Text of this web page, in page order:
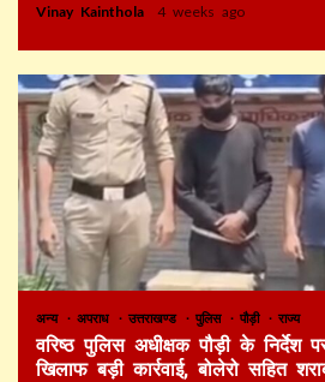
Vinay Kainthola 4 weeks ago
अन्य अपराध उत्तराखण्ड पुलिस पौड़ी राज्य
वरिष्ठ पुलिस अधीक्षक पौड़ी के निर्देश
खिलाफ बड़ी कार्रवाई, बोलेरो सहित